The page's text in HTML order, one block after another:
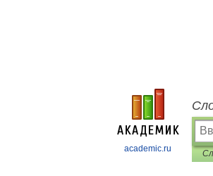
academic.ru